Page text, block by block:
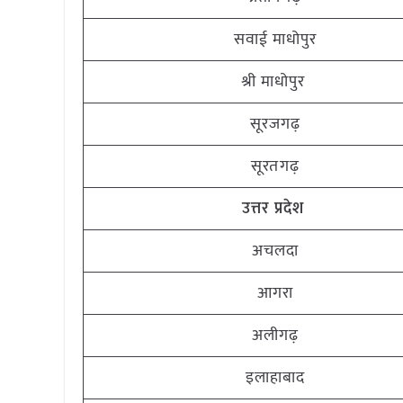
सवाई माधोपुर
श्री माधोपुर
सूरजगढ़
सूरतगढ़
उत्तर प्रदेश
अचलदा
आगरा
अलीगढ़
इलाहाबाद